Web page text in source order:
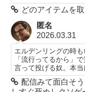
どのアイテムを
匿名
2026.03.31
エルデンリングの時
「流行ってるから」
言って投げる奴。本当
配信みて面白そ